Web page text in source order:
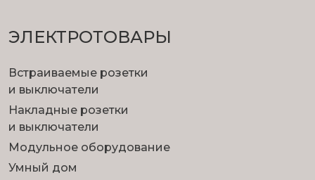
ЭЛЕКТРОТОВАРЫ
Встраиваемые розетки
и выключатели
Накладные розетки
и выключатели
Модульное оборудование
Умный дом